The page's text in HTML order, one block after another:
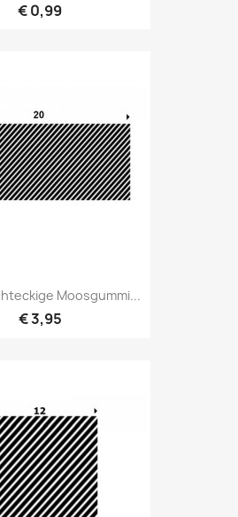
€ 0,99
Moosgummi...
€ 3,95